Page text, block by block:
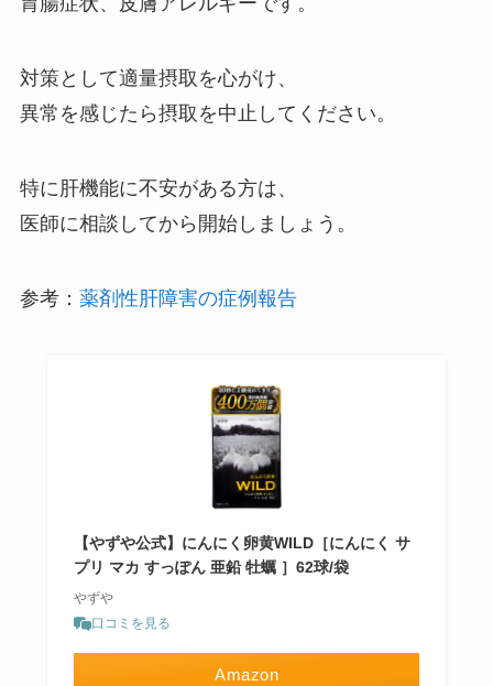
対策として適量摂取を心がけ、
異常を感じたら摂取を中止してください。
特に肝機能に不安がある方は、
医師に相談してから開始しましょう。
参考： 薬剤性肝障害の症例報告
【やずや公式】にんにく卵黄WILD［にんにく サ
プリ マカ すっぽん 亜鉛 牡蠣 ］62球/袋
やずや
口コミを見る
Amazon